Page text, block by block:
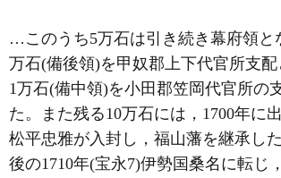
…このうち5万石は引き続き幕府領と
万石(備後領)を甲奴郡上下代官所支
1万石(備中領)を小田郡笠岡代官所の
た。また残る10万石には，1700年に
松平忠雅が入封し，福山藩を継承し
後の1710年(宝永7)伊勢国桑名に転じ